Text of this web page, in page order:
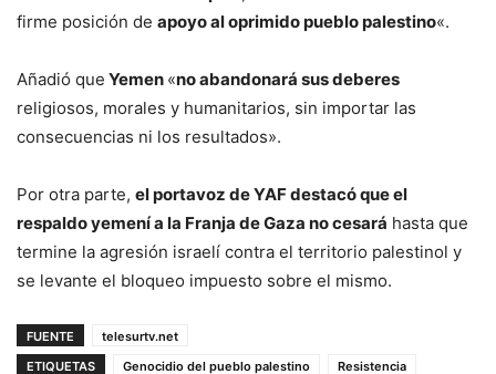
firme posición de apoyo al oprimido pueblo palestino«.
Añadió que Yemen «no abandonará sus deberes
religiosos, morales y humanitarios, sin importar las
consecuencias ni los resultados».
Por otra parte, el portavoz de YAF destacó que el
respaldo yemení a la Franja de Gaza no cesará hasta que
termine la agresión israelí contra el territorio palestinol y
se levante el bloqueo impuesto sobre el mismo.
FUENTE
telesurtv.net
ETIQUETAS
Genocidio del pueblo palestino Resistencia